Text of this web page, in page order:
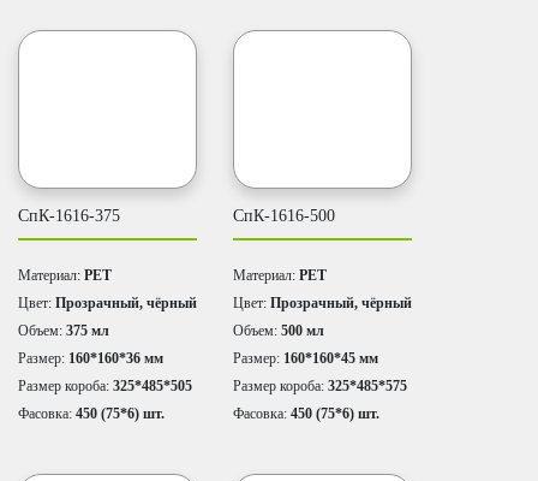
СпК-1616-375
Материал: PET
Цвет: Прозрачный, чёрный
Объем: 375 мл
Размер: 160*160*36 мм
Размер короба: 325*485*505
Фасовка: 450 (75*6) шт.
СпК-1616-500
Материал: PET
Цвет: Прозрачный, чёрный
Объем: 500 мл
Размер: 160*160*45 мм
Размер короба: 325*485*575
Фасовка: 450 (75*6) шт.